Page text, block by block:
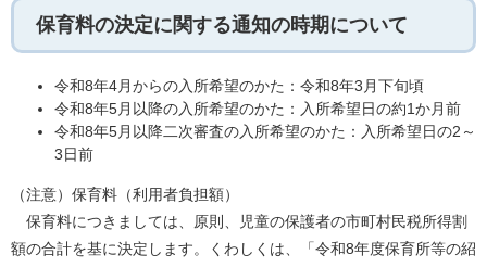
保育料の決定に関する通知の時期について
令和8年4月からの入所希望のかた：令和8年3月下旬頃
令和8年5月以降の入所希望のかた：入所希望日の約1か月前
令和8年5月以降二次審査の入所希望のかた：入所希望日の2～
3日前
（注意）保育料（利用者負担額）
保育料につきましては、原則、児童の保護者の市町村民税所得割
額の合計を基に決定します。くわしくは、「令和8年度保育所等の紹